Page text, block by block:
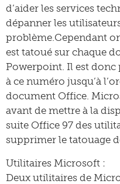
d’aider les services
dépanner les
problème.Cependant
est tatoué sur chaque
Powerpoint. Il est donc
à ce numéro jusqu’à
document Office.
avant de mettre à la
suite Office 97 des
supprimer le tatouage
Utilitaires Microsoft :
Deux utilitaires de